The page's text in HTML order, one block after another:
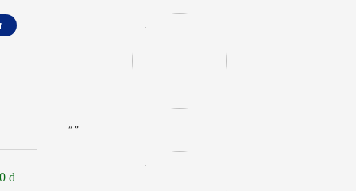
đ
“ ”